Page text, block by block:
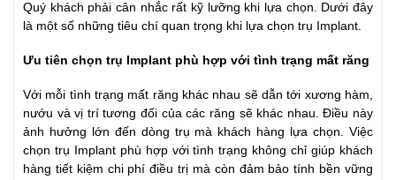
Quý khách phải cân nhắc rất kỹ lưỡng khi lựa chọn. Dưới đây
là một số những tiêu chí quan trọng khi lựa chọn trụ Implant.
Ưu tiên chọn trụ Implant phù hợp với tình trạng mất răng
Với mỗi tình trạng mất răng khác nhau sẽ dẫn tới xương hàm,
nướu và vị trí tương đối của các răng sẽ khác nhau. Điều này
ảnh hưởng lớn đến dòng trụ mà khách hàng lựa chọn. Việc
chọn trụ Implant phù hợp với tình trạng không chỉ giúp khách
hàng tiết kiệm chi phí điều trị mà còn đảm bảo tính bền vững